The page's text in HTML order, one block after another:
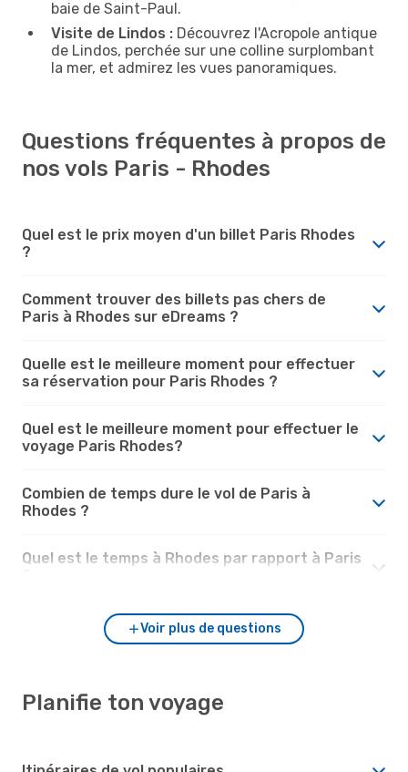
baie de Saint-Paul.
Visite de Lindos : Découvrez l'Acropole antique
de Lindos, perchée sur une colline surplombant
la mer, et admirez les vues panoramiques.
Questions fréquentes à propos de
nos vols Paris - Rhodes
Quel est le prix moyen d'un billet Paris Rhodes
?
Comment trouver des billets pas chers de
Paris à Rhodes sur eDreams ?
Quelle est le meilleure moment pour effectuer
sa réservation pour Paris Rhodes ?
Quel est le meilleure moment pour effectuer le
voyage Paris Rhodes?
Combien de temps dure le vol de Paris à
Rhodes ?
Quel est le temps à Rhodes par rapport à Paris
Voir plus de questions
Planifie ton voyage